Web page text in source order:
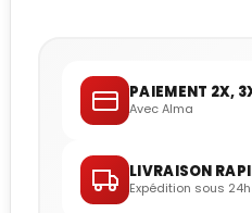
PAIEMENT 2X,
Avec Alma
LIVRAISON
Expédition sous